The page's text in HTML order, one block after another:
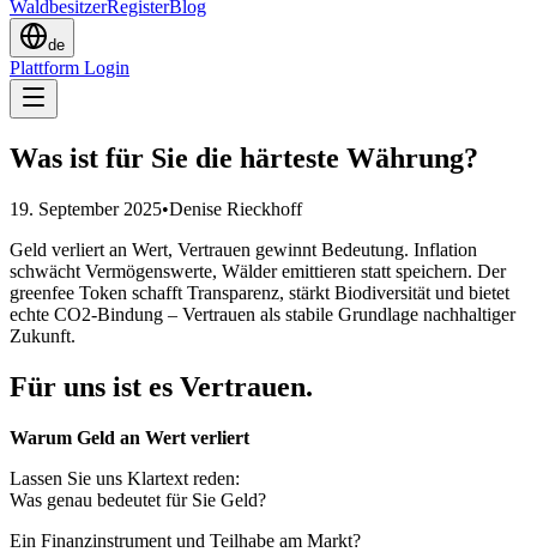
WaldbesitzerRegisterBlog
de
Plattform Login
Was ist für Sie die härteste Währung?
19. September 2025•Denise Rieckhoff
Geld verliert an Wert, Vertrauen gewinnt Bedeutung. Inflation
schwächt Vermögenswerte, Wälder emittieren statt speichern. Der
greenfee Token schafft Transparenz, stärkt Biodiversität und bietet
echte CO2-Bindung – Vertrauen als stabile Grundlage nachhaltiger
Zukunft.
Für uns ist es Vertrauen.
Warum Geld an Wert verliert
Lassen Sie uns Klartext reden:
Was genau bedeutet für Sie Geld?
Ein Finanzinstrument und Teilhabe am Markt?